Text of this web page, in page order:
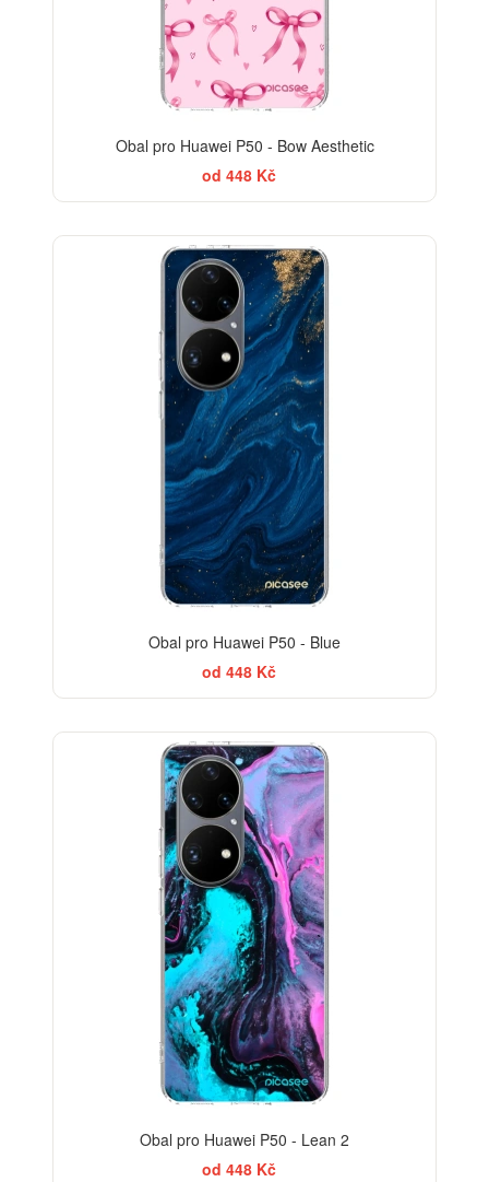
Obal pro Huawei P50 - Bow Aesthetic
od 448 Kč
Obal pro Huawei P50 - Blue
od 448 Kč
Obal pro Huawei P50 - Lean 2
od 448 Kč